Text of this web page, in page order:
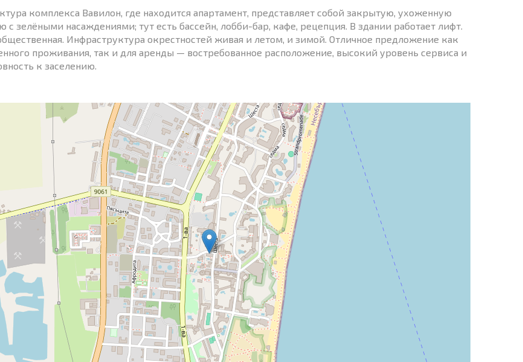
комплекса Вавилон, где находится апартамент, представляет собой закрытую, ухоженную
с зелёными насаждениями; тут есть бассейн, лобби-бар, кафе, рецепция. В здании работает лифт.
Инфраструктура окрестностей живая и летом, и зимой. Отличное предложение как
проживания, так и для аренды — востребованное расположение, высокий уровень сервиса и
к заселению.